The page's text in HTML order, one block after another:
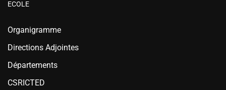
ECOLE
Organigramme
Directions Adjointes
Départements
CSRICTED